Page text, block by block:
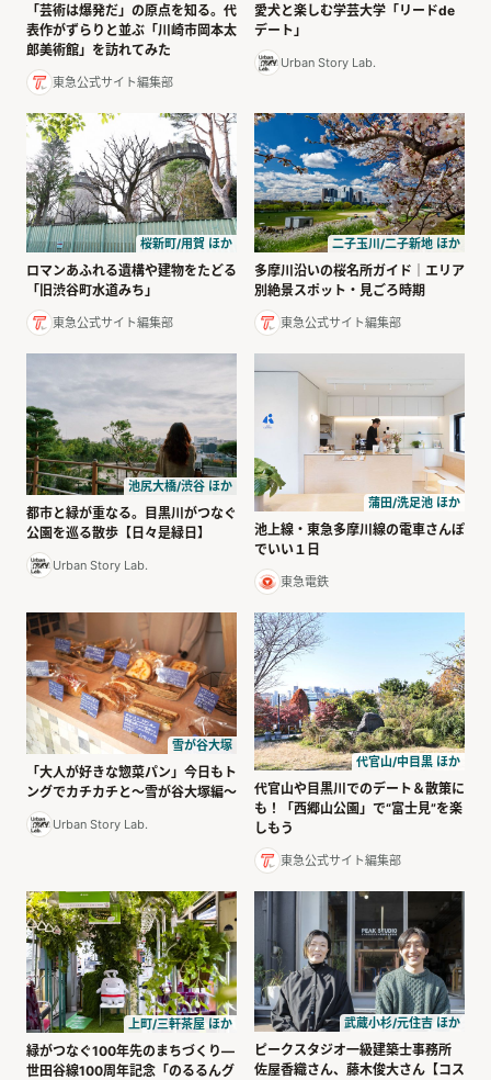
「芸術は爆発だ」の原点を知る。代
表作がずらりと並ぶ「川崎市岡本太
郎美術館」を訪れてみた
東急公式サイト編集部
愛犬と楽しむ学芸大学「リードde
デート」
Urban Story Lab.
桜新町/用賀 ほか
ロマンあふれる遺構や建物をたどる
「旧渋谷町水道みち」
東急公式サイト編集部
二子玉川/二子新地 ほか
多摩川沿いの桜名所ガイド｜エリア
別絶景スポット・見ごろ時期
東急公式サイト編集部
池尻大橋/渋谷 ほか
都市と緑が重なる。目黒川がつなぐ
公園を巡る散歩【日々是緑日】
Urban Story Lab.
蒲田/洗足池 ほか
池上線・東急多摩川線の電車さんぽ
でいい１日
東急電鉄
雪が谷大塚
「大人が好きな惣菜パン」今日もト
ングでカチカチと〜雪が谷大塚編〜
Urban Story Lab.
代官山/中目黒 ほか
代官山や目黒川でのデート＆散策に
も！「西郷山公園」で“富士見”を楽
しもう
東急公式サイト編集部
上町/三軒茶屋 ほか
緑がつなぐ100年先のまちづくり—
世田谷線100周年記念「のるるんグ
武蔵小杉/元住吉 ほか
ピークスタジオ一級建築士事務所
佐屋香織さん、藤木俊大さん【コス